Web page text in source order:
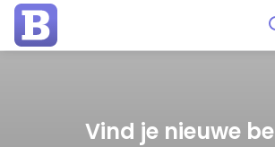
Vind je nieuwe